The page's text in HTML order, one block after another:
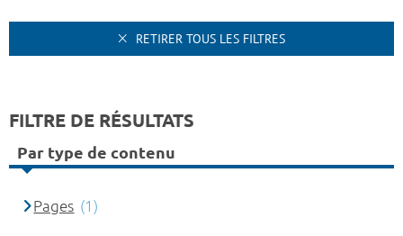
RETIRER TOUS LES FILTRES
FILTRE DE RÉSULTATS
Par type de contenu
Pages (1)